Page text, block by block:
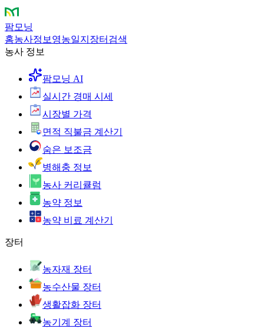
팜모닝
홈농사정보 영농일지 장터 검색
농사 정보
팜모닝 AI
실시간 경매 시세
시장별 가격
면적 직불금 계산기
숨은 보조금
병해충 정보
농사 커리큘럼
농약 정보
농약 비료 계산기
장터
농자재 장터
농수산물 장터
생활잡화 장터
농기계 장터